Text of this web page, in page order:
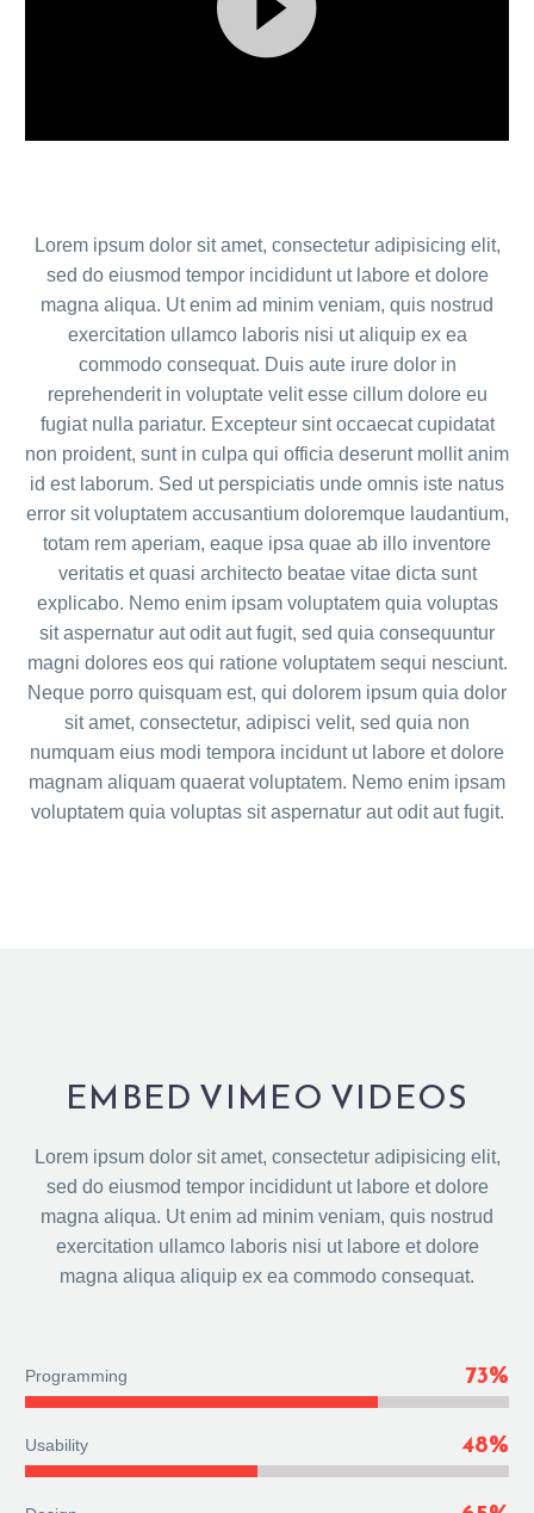
Lorem ipsum dolor sit amet, consectetur adipisicing elit,
sed do eiusmod tempor incididunt ut labore et dolore
magna aliqua. Ut enim ad minim veniam, quis nostrud
exercitation ullamco laboris nisi ut aliquip ex ea
commodo consequat. Duis aute irure dolor in
reprehenderit in voluptate velit esse cillum dolore eu
fugiat nulla pariatur. Excepteur sint occaecat cupidatat
non proident, sunt in culpa qui officia deserunt mollit anim
id est laborum. Sed ut perspiciatis unde omnis iste natus
error sit voluptatem accusantium doloremque laudantium,
totam rem aperiam, eaque ipsa quae ab illo inventore
veritatis et quasi architecto beatae vitae dicta sunt
explicabo. Nemo enim ipsam voluptatem quia voluptas
sit aspernatur aut odit aut fugit, sed quia consequuntur
magni dolores eos qui ratione voluptatem sequi nesciunt.
Neque porro quisquam est, qui dolorem ipsum quia dolor
sit amet, consectetur, adipisci velit, sed quia non
numquam eius modi tempora incidunt ut labore et dolore
magnam aliquam quaerat voluptatem. Nemo enim ipsam
voluptatem quia voluptas sit aspernatur aut odit aut fugit.
EMBED VIMEO VIDEOS
Lorem ipsum dolor sit amet, consectetur adipisicing elit,
sed do eiusmod tempor incididunt ut labore et dolore
magna aliqua. Ut enim ad minim veniam, quis nostrud
exercitation ullamco laboris nisi ut labore et dolore
magna aliqua aliquip ex ea commodo consequat.
Programming 73%
Usability 48%